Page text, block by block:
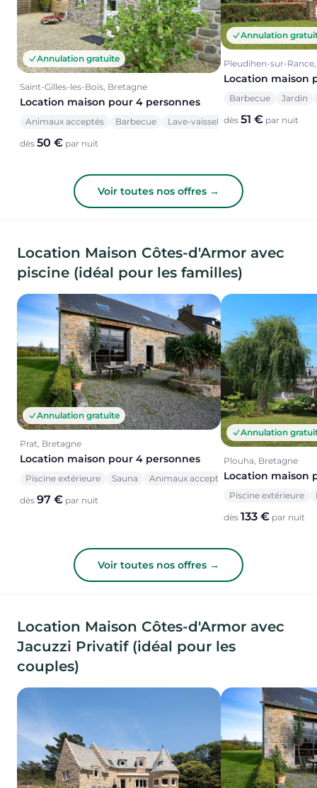
Annulation gratuite
Saint-Gilles-les-Bois, Bretagne
Location maison pour 4 personnes
Animaux acceptés Barbecue Lave-vaisselle
dès 50 € par nuit
Annulation
Pleudihen-sur-
Location maison
Barbecue Jardin
dès 51 € par nuit
Voir toutes nos offres →
Location Maison Côtes-d'Armor avec
piscine (idéal pour les familles)
Annulation gratuite
Prat, Bretagne
Location maison pour 4 personnes
Piscine extérieure Sauna Animaux acceptés
dès 97 € par nuit
Annulation
Plouha, Bretagne
Location maison
Piscine extérieure
dès 133 € par nuit
Voir toutes nos offres →
Location Maison Côtes-d'Armor avec
Jacuzzi Privatif (idéal pour les
couples)